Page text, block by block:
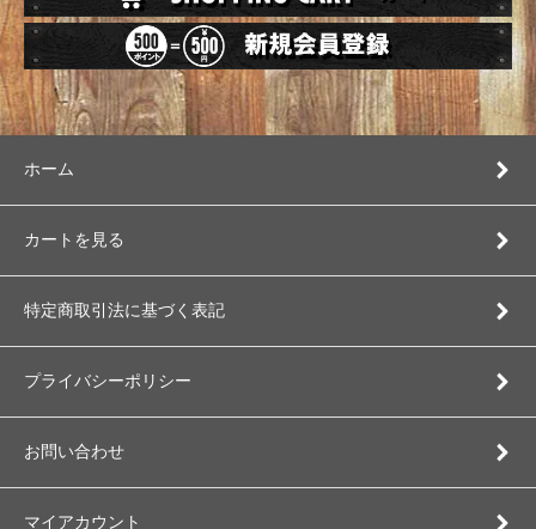
ホーム
カートを見る
特定商取引法に基づく表記
プライバシーポリシー
お問い合わせ
マイアカウント